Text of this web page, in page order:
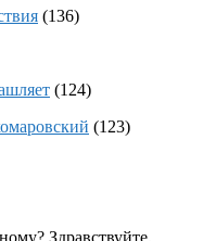
(136)
(124)
(123)
Здравствуйте.